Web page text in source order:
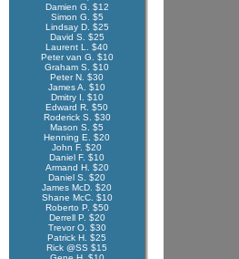
Damien G. $12
Simon G. $5
Lindsay D. $25
David S. $25
Laurent L. $40
Peter van G. $10
Graham S. $10
Peter N. $30
James A. $10
Dmitry I. $10
Edward R. $50
Roderick S. $30
Mason S. $5
Henning E. $20
John F. $20
Daniel F. $10
Armand H. $20
Daniel S. $20
James McD. $20
Shane McC. $10
Roberto P. $50
Derrell P. $20
Trevor O. $30
Patrick H. $25
Rick @SS $15